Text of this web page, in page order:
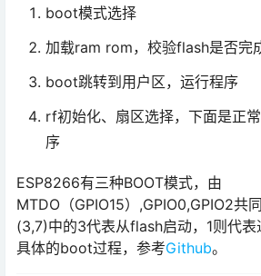
boot模式选择
加载ram rom，校验flash是否完
boot跳转到用户区，运行程序
rf初始化、扇区选择，下面是正
序
ESP8266有三种BOOT模式，由
MTDO（GPIO15）,GPIO0,GPIO2共
(3,7)中的3代表从flash启动，1则代表
具体的boot过程，参考Github。